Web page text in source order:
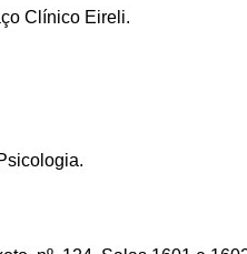
Clínico Eireli.